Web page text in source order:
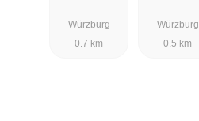
Würzburg
0.7 km
Kranen'
Würzburg
0.5 km